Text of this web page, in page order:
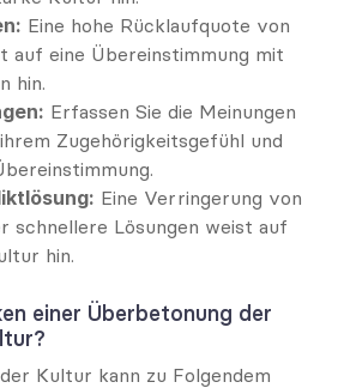
Eine hohe Rücklaufquote von
auf eine Übereinstimmung mit
hin.
Erfassen Sie die Meinungen
Zugehörigkeitsgefühl und
Eine Verringerung von
schnellere Lösungen weist auf
hin.
einer Überbetonung der
Kultur kann zu Folgendem